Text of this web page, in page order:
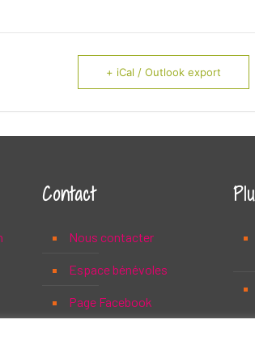
+ iCal / Outlook export
Contact
Nous contacter
Espace bénévoles
Page Facebook